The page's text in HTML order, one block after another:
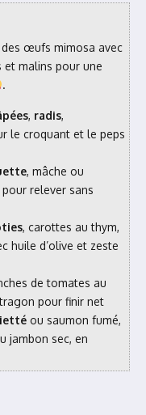
des œufs mimosa avec
et malins pour une
.
, radis,
le croquant et le peps
, mâche ou
pour relever sans
, carottes au thym,
huile d’olive et zeste
de tomates au
pour finir net
ou saumon fumé,
jambon sec, en